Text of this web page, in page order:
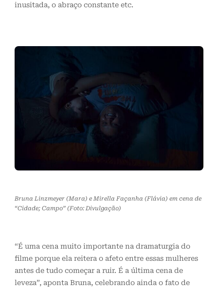
inusitada, o abraço constante etc.
Bruna Linzmeyer (Mara) e Mirella Façanha (Flávia) em cena de
“Cidade; Campo” (Foto: Divulgação)
“É uma cena muito importante na dramaturgia do
filme porque ela reitera o afeto entre essas mulheres
antes de tudo começar a ruir. É a última cena de
leveza”, aponta Bruna, celebrando ainda o fato de